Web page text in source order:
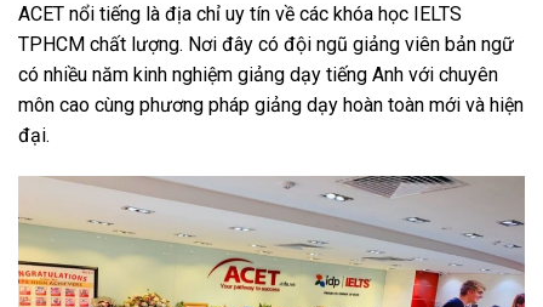
ACET nổi tiếng là địa chỉ uy tín về các khóa học IELTS
TPHCM chất lượng. Nơi đây có đội ngũ giảng viên bản ngữ
có nhiều năm kinh nghiệm giảng dạy tiếng Anh với chuyên
môn cao cùng phương pháp giảng dạy hoàn toàn mới và hiện
đại.